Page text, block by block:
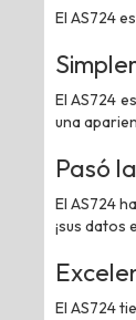
El AS724
El AS724
una
Pasó
El AS724
¡sus datos
El AS724